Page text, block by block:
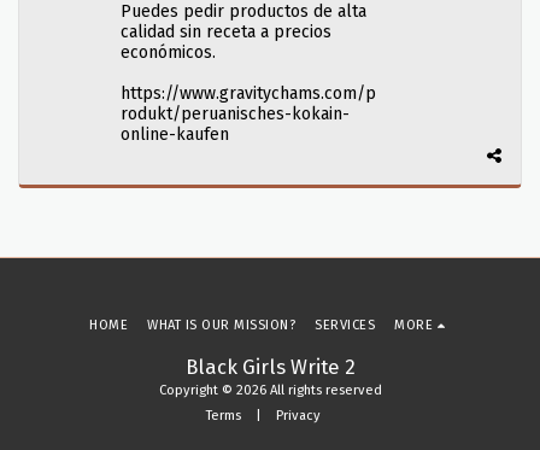
Puedes pedir productos de alta
calidad sin receta a precios
económicos.
https://www.gravitychams.com/p
rodukt/peruanisches-kokain-
online-kaufen
Black Girls Write 2
Copyright © 2026 All rights reserved
Terms| Privacy
HOME WHAT IS OUR MISSION? SERVICES MORE